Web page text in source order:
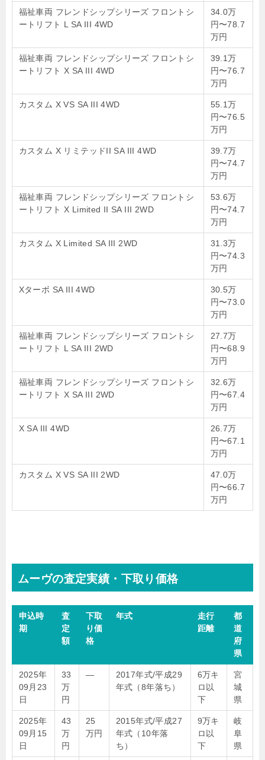
福祉車両 フレンドシップシリーズ フロントシ
ートリフト L SA III 4WD
34.0万
円〜78.7
万円
福祉車両 フレンドシップシリーズ フロントシ
ートリフト X SA III 4WD
39.1万
円〜76.7
万円
カスタム X VS SA III 4WD
55.1万
円〜76.5
万円
カスタム X リミテッドII SA III 4WD
39.7万
円〜74.7
万円
福祉車両 フレンドシップシリーズ フロントシ
ートリフト X Limited II SA III 2WD
53.6万
円〜74.7
万円
カスタム X Limited SA III 2WD
31.3万
円〜74.3
万円
Xターボ SA III 4WD
30.5万
円〜73.0
万円
福祉車両 フレンドシップシリーズ フロントシ
ートリフト L SA III 2WD
27.7万
円〜68.9
万円
福祉車両 フレンドシップシリーズ フロントシ
ートリフト X SA III 2WD
32.6万
円〜67.4
万円
X SA III 4WD
26.7万
円〜67.1
万円
カスタム X VS SA III 2WD
47.0万
円〜66.7
万円
ムーヴの査定実績・下取り価格
申込時
期
査
定
額
下取
り価
格
年式
走行
距離
都
道
府
県
2025年
09月23
日
33
万
円
—
2017年式/平成29
年式（8年落ち）
6万キ
ロ以
下
宮
城
県
2025年
09月15
日
43
万
円
25
万円
2015年式/平成27
年式（10年落
ち）
9万キ
ロ以
下
岐
阜
県